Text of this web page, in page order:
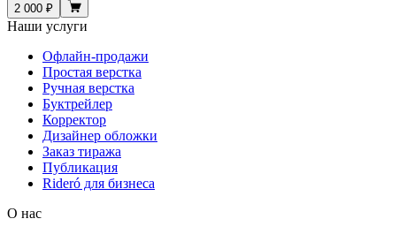
2 000 ₽
Наши услуги
Офлайн-продажи
Простая верстка
Ручная верстка
Буктрейлер
Корректор
Дизайнер обложки
Заказ тиража
Публикация
Rideró для бизнеса
О нас